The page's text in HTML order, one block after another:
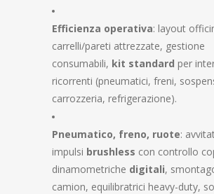
Efficienza operativa: layout
carrelli/pareti attrezzate, gestione
consumabili, kit standard per
ricorrenti (pneumatici, freni,
carrozzeria, refrigerazione).
Pneumatico, freno, ruote:
impulsi brushless con controllo
dinamometriche digitali,
camion, equilibratrici heavy-duty,